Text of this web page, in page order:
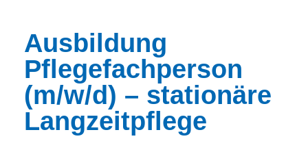
Ausbildung
Pflegefachperson
(m/w/d) – stationäre
Langzeitpflege